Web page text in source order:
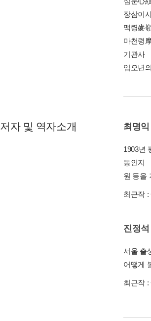
장삼이
맥령麥
마천령
기관사
임오년
저자 및 역자소개 최명익
1903년
동인지
원 등을
최근작 :
진정석
서울 출
어떻게
최근작 :